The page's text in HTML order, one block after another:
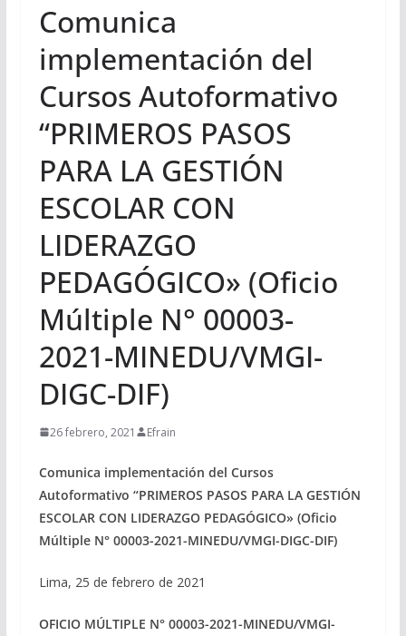
Comunica
implementación del
Cursos Autoformativo
“PRIMEROS PASOS
PARA LA GESTIÓN
ESCOLAR CON
LIDERAZGO
PEDAGÓGICO» (Oficio
Múltiple N° 00003-
2021-MINEDU/VMGI-
DIGC-DIF)
26 febrero, 2021 Efrain
Comunica implementación del Cursos
Autoformativo “PRIMEROS PASOS PARA LA GESTIÓN
ESCOLAR CON LIDERAZGO PEDAGÓGICO» (Oficio
Múltiple N° 00003-2021-MINEDU/VMGI-DIGC-DIF)
Lima, 25 de febrero de 2021
OFICIO MÚLTIPLE N° 00003-2021-MINEDU/VMGI-